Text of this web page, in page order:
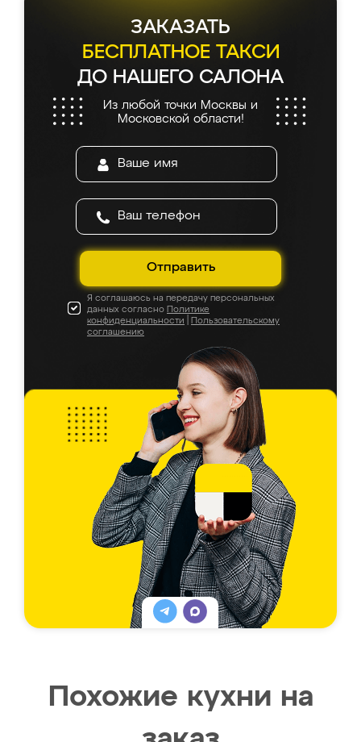
ЗАКАЗАТЬ
БЕСПЛАТНОЕ ТАКСИ
ДО НАШЕГО САЛОНА
Из любой точки Москвы и
Московской области!
Отправить
Я соглашаюсь на передачу персональных
данных согласно Политике
конфиденциальности
Пользовательскому
соглашению
Похожие кухни на